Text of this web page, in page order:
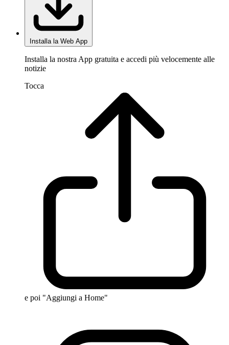
Installa la Web App
Installa la nostra App gratuita e accedi più velocemente alle
notizie
Tocca
e poi "Aggiungi a Home"